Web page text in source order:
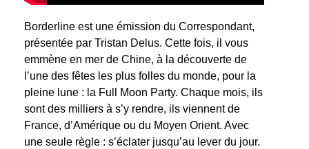
Borderline est une émission du Correspondant,
présentée par Tristan Delus. Cette fois, il vous
emmène en mer de Chine, à la découverte de
l’une des fêtes les plus folles du monde, pour la
pleine lune : la Full Moon Party. Chaque mois, ils
sont des milliers à s’y rendre, ils viennent de
France, d’Amérique ou du Moyen Orient. Avec
une seule règle : s’éclater jusqu’au lever du jour.